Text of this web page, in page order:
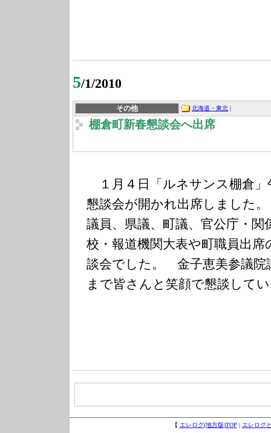
5/1/2010
その他 北海道・東北 |
棚倉町新春懇談会へ出席
１月４日「ルネサンス棚倉」
懇談会が開かれ出席しました
議員、県議、町議、官公庁・関
校・報道機関大表や町職員出
談会でした。 金子恵美参議院
まで皆さんと笑顔で懇談して
【 エレログ(地方版)TOP | エレログ